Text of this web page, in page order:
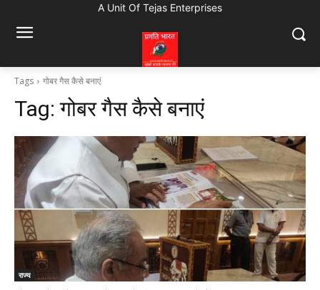
A Unit Of Tejas Enterprises
Tags गोबर गैस कैसे बनाएं
Tag:गोबर गैस कैसे बनाएं
राज्य